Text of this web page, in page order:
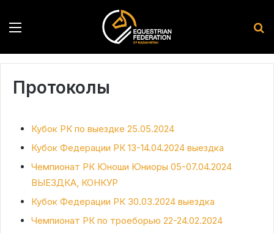
Протоколы
Кубок РК по выездке 25.05.2024
Кубок Федерации РК 13-14.04.2024 выездка
Чемпионат РК Юноши Юниоры 05-07.04.2024
ВЫЕЗДКА, КОНКУР
Кубок Федерации РК 30.03.2024 выездка
Чемпионат РК по троеборью 22-24.02.2024